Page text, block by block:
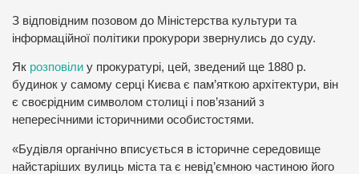
З відповідним позовом до Міністерства культури та
інформаційної політики прокурори звернулись до суду.
Як розповіли у прокуратурі, цей, зведений ще 1880 р.
будинок у самому серці Києва є пам’яткою архітектури, він
є своєрідним символом столиці і пов’язаний з
непересічними історичними особистостями.
«Будівля органічно вписується в історичне середовище
найстаріших вулиць міста та є невід’ємною частиною його